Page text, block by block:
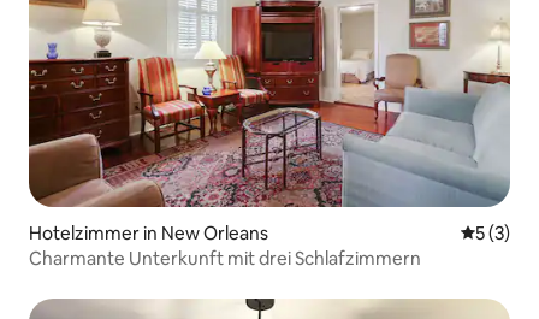
Hotelzimmer in New Orleans
5 (3)
Charmante Unterkunft mit drei Schlafzimmern